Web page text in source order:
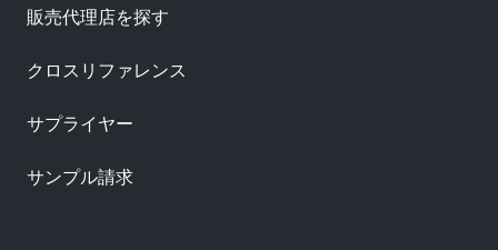
販売代理店を探す
クロスリファレンス
サプライヤー
サンプル請求